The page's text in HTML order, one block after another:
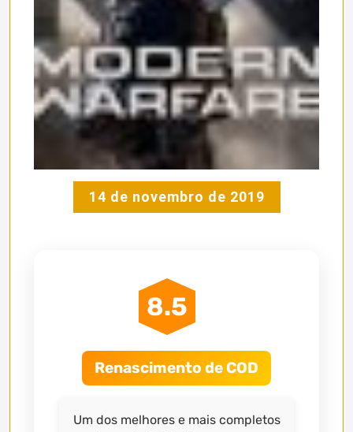
14 de novembro de 2019
8.5
Renascimento de COD
Um dos melhores e mais completos